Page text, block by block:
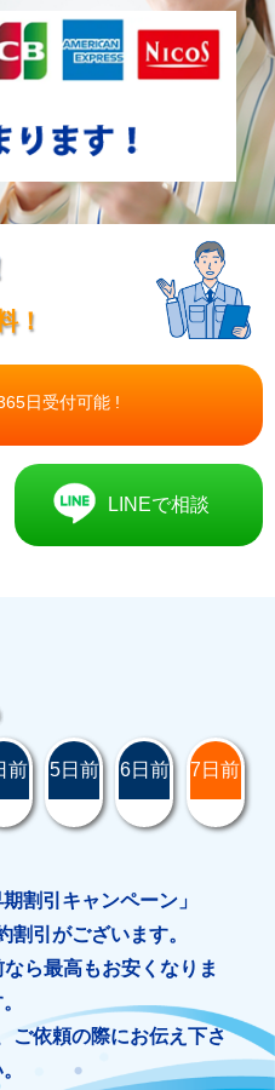
！
日受付可能 !
LINEで相談
前 5日前 6日前 7日前
割引キャンペーン」
割引がございます。
ら最高もお安くなりま
ご依頼の際にお伝え下さ